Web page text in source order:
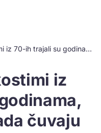
Liscini kupaći kostimi iz 70-ih trajali su godinama, a neki ih još i sada čuvaju
iz
čuvaju